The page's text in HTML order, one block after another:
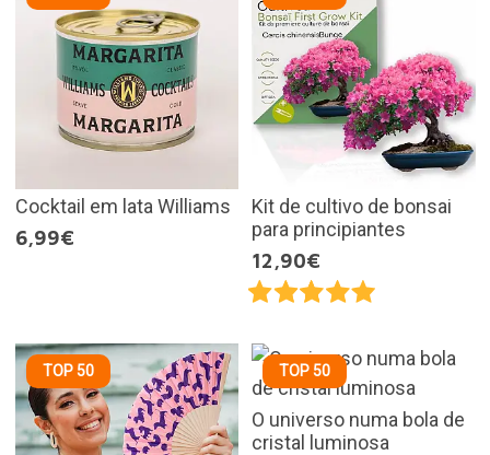
Cocktail em lata Williams
6,99€
Kit de cultivo de bonsai
para principiantes
12,90€
TOP 50 TOP 50
O universo numa bola de
cristal luminosa